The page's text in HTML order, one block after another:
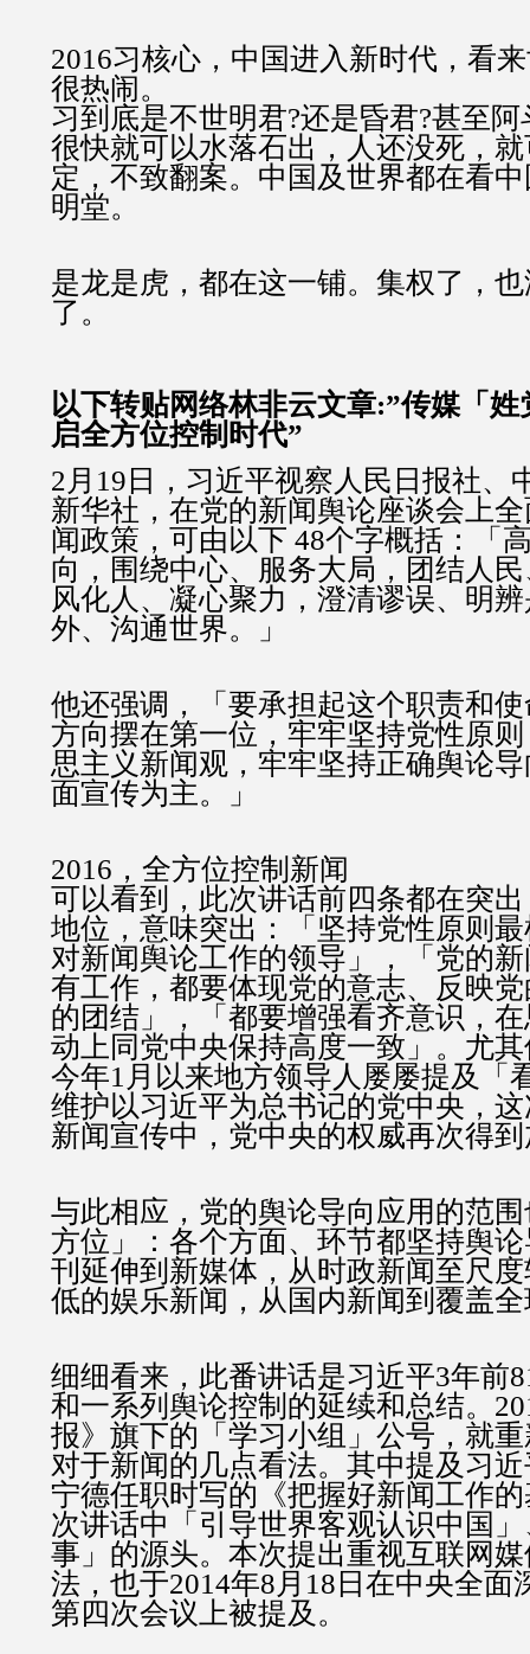
2016习核心，中国进入新时代，看
很热闹。
习到底是不世明君?还是昏君?甚至阿
很快就可以水落石出，人还没死，
定，不致翻案。中国及世界都在看
明堂。
是龙是虎，都在这一铺。集权了，
了。
以下转贴网络林非云文章:”传媒「
启全方位控制时代”
2月19日，习近平视察人民日报社、
新华社，在党的新闻舆论座谈会上
闻政策，可由以下 48个字概括：「
向，围绕中心、服务大局，团结人
风化人、凝心聚力，澄清谬误、明
外、沟通世界。」
他还强调，「要承担起这个职责和
方向摆在第一位，牢牢坚持党性原
思主义新闻观，牢牢坚持正确舆论
面宣传为主。」
2016，全方位控制新闻
可以看到，此次讲话前四条都在突
地位，意味突出：「坚持党性原则
对新闻舆论工作的领导」，「党的
有工作，都要体现党的意志、反映
的团结」，「都要增强看齐意识，
动上同党中央保持高度一致」。尤
今年1月以来地方领导人屡屡提及「
维护以习近平为总书记的党中央，
新闻宣传中，党中央的权威再次得
与此相应，党的舆论导向应用的范
方位」：各个方面、环节都坚持舆
刊延伸到新媒体，从时政新闻至尺
低的娱乐新闻，从国内新闻到覆盖
细细看来，此番讲话是习近平3年前
和一系列舆论控制的延续和总结。
报》旗下的「学习小组」公号，就
对于新闻的几点看法。其中提及习
宁德任职时写的《把握好新闻工作
次讲话中「引导世界客观认识中国
事」的源头。本次提出重视互联网
法，也于2014年8月18日在中央全面
第四次会议上被提及。